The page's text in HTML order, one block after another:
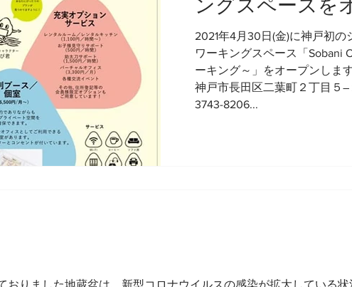
ングスペースを
2021年4月30日(金)に神戸初の
ワーキングスペース「Sobani
ーキング～」をオープンしま
神戸市長田区二葉町２丁目５
3743-8206...
おりました地蔵盆は、新型コロナウイルスの感染が拡大している